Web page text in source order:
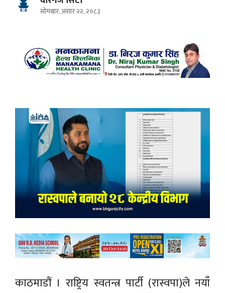
सोमबार, असार २२, २०८३
काठमाडौं । राष्ट्रिय स्वतन्त्र पार्टी (रास्वपा)ले नयाँ